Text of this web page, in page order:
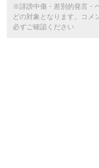
※誹謗中傷・差別的発言・
どの対象となります。コメ
必ずご確認ください